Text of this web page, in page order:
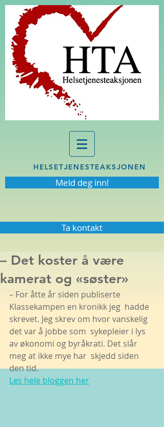
HELSETJENESTEAKSJONEN
Meld deg inn!
Ta kontakt
– Det koster å være
kamerat og «søster»
– For åtte år siden publiserte
Klassekampen en kronikk jeg  hadde
skrevet. Jeg skrev om hvor vanskelig
det var å jobbe som  sykepleier i lys
av økonomi og byråkrati. Det slår
meg at ikke mye har  skjedd siden
den tid.
Les hele bloggen her